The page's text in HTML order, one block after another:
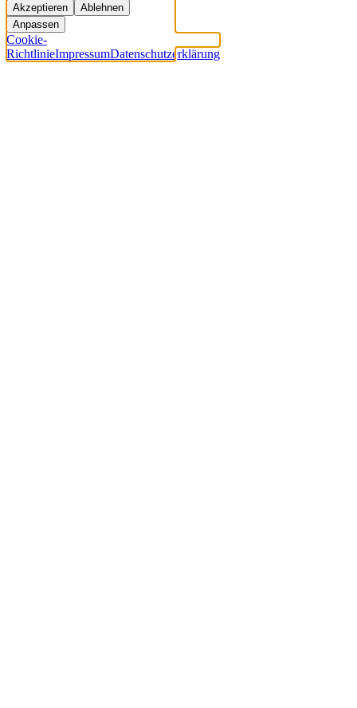
Akzeptieren
Ablehnen
Anpassen
Cookie-
RichtlinieImpressumDatenschutzerklärung